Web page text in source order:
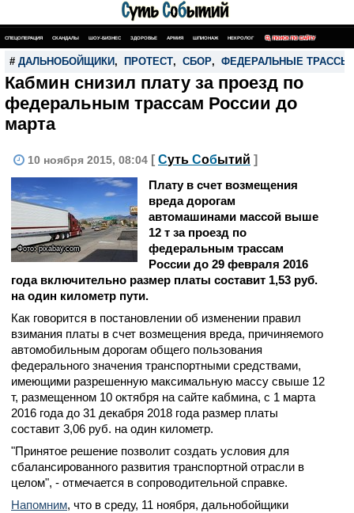
СПЕЦОПЕРАЦИЯ СКАНДАЛЫ ШОУ-БИЗНЕС ЗДОРОВЬЕ АРМИЯ ШПИОНАЖ НЕКРОЛОГ ПОИСК ПО САЙТУ
# ДАЛЬНОБОЙЩИКИ , ПРОТЕСТ, СБОР, ФЕДЕРАЛЬНЫЕ ТРАССЫ
Кабмин снизил плату за проезд по
федеральным трассам России до
марта
10 ноября 2015, 08:04 [ Суть Событий ]
Фото: pixabay.com
Плату в счет возмещения
вреда дорогам
автомашинами массой выше
12 т за проезд по
федеральным трассам
России до 29 февраля 2016
года включительно размер платы составит 1,53 руб.
на один километр пути.
Как говорится в постановлении об изменении правил
взимания платы в счет возмещения вреда, причиняемого
автомобильным дорогам общего пользования
федерального значения транспортными средствами,
имеющими разрешенную максимальную массу свыше 12
т, размещенном 10 октября на сайте кабмина, с 1 марта
2016 года до 31 декабря 2018 года размер платы
составит 3,06 руб. на один километр.
"Принятое решение позволит создать условия для
сбалансированного развития транспортной отрасли в
целом", - отмечается в сопроводительной справке.
Напомним, что в среду, 11 ноября, дальнобойщики